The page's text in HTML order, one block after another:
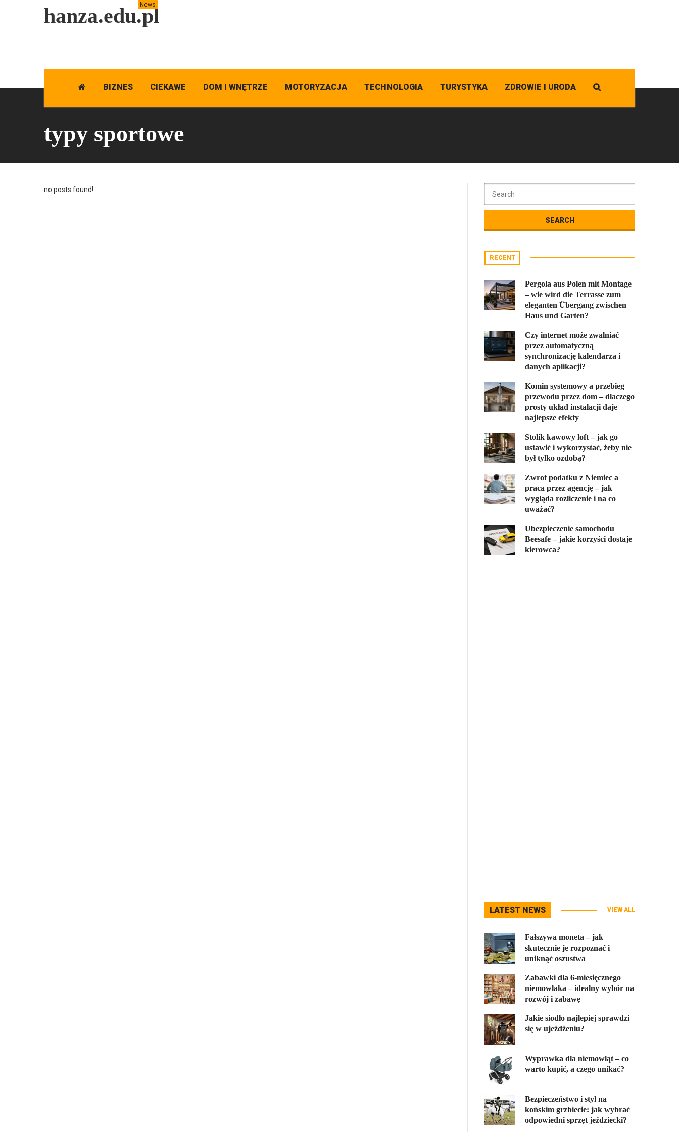
hanza.edu.pl
News
BIZNES CIEKAWE DOM I WNĘTRZE MOTORYZACJA TECHNOLOGIA TURYSTYKA ZDROWIE I URODA
typy sportowe
no posts found!
RECENT
Pergola aus Polen mit Montage
– wie wird die Terrasse zum
eleganten Übergang zwischen
Haus und Garten?
Czy internet może zwalniać
przez automatyczną
synchronizację kalendarza i
danych aplikacji?
Komin systemowy a przebieg
przewodu przez dom – dlaczego
prosty układ instalacji daje
najlepsze efekty
Stolik kawowy loft – jak go
ustawić i wykorzystać, żeby nie
był tylko ozdobą?
Zwrot podatku z Niemiec a
praca przez agencję – jak
wygląda rozliczenie i na co
uważać?
Ubezpieczenie samochodu
Beesafe – jakie korzyści dostaje
kierowca?
LATEST NEWS VIEW ALL
Fałszywa moneta – jak
skutecznie je rozpoznać i
uniknąć oszustwa
Zabawki dla 6-miesięcznego
niemowlaka – idealny wybór na
rozwój i zabawę
Jakie siodło najlepiej sprawdzi
się w ujeżdżeniu?
Wyprawka dla niemowląt – co
warto kupić, a czego unikać?
Bezpieczeństwo i styl na
końskim grzbiecie: jak wybrać
odpowiedni sprzęt jeździecki?